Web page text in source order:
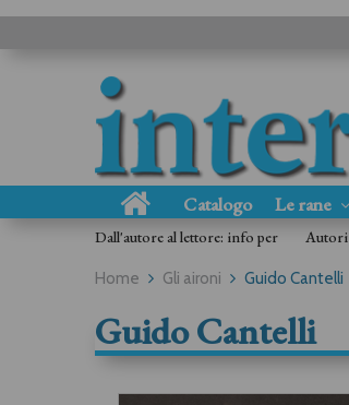
Catalogo Le rane
Dall'autore al lettore: info per Autori
Home Gli aironi Guido Cantelli
Guido Cantelli